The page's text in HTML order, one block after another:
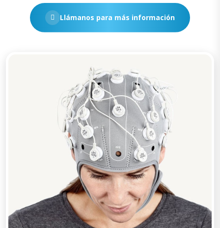
Llámanos para más información